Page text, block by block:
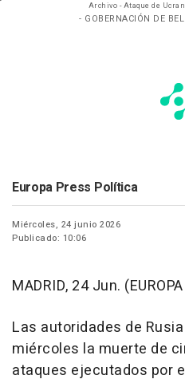
Archivo - Ataque de
- GOBERNACIÓN DE
Europa Press Política
Miércoles, 24 junio 2026
Publicado: 10:06
MADRID, 24 Jun.
Las autoridades de
miércoles la muerte de
ataques ejecutados por